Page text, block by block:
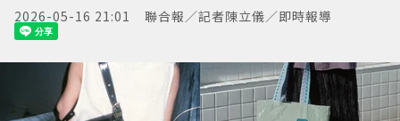
2026-05-16 21:01 聯合報／記者陳立儀／即時報導